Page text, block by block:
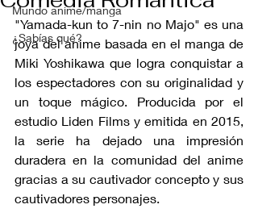
Mundo anime/manga
¿Sabías qué?
"Yamada-kun to 7-nin no Majo" es una
joya del anime basada en el manga de
Miki Yoshikawa que logra conquistar a
los espectadores con su originalidad y
un toque mágico. Producida por el
estudio Liden Films y emitida en 2015,
la serie ha dejado una impresión
duradera en la comunidad del anime
gracias a su cautivador concepto y sus
cautivadores personajes.